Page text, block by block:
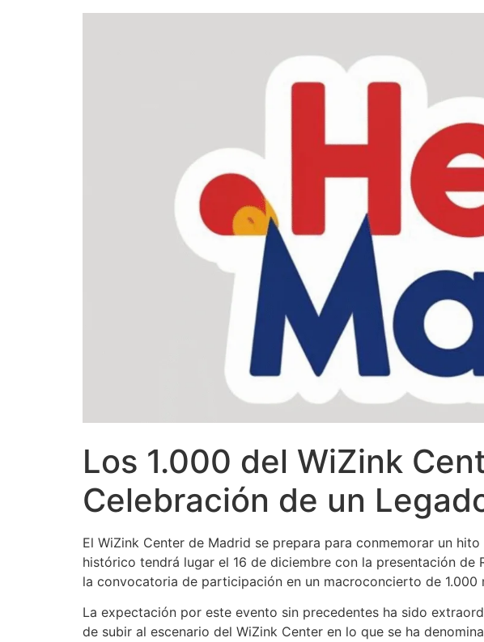
Los 1.000 del WiZink
Celebración de un
El WiZink Center de Madrid se prepara para conmemorar un
histórico tendrá lugar el 16 de diciembre con la presentación
la convocatoria de participación en un macroconcierto de
La expectación por este evento sin precedentes ha sido
de subir al escenario del WiZink Center en lo que se ha